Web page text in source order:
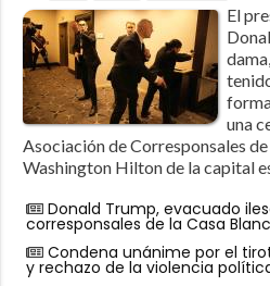
El
una
Asociación de Corresponsales
Washington Hilton de la capital
Donald Trump, evacuado
corresponsales de la Casa
Condena unánime por el
y rechazo de la violencia